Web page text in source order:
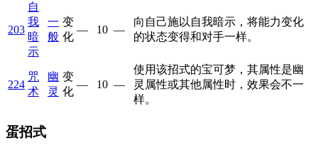
203
自
我
暗
示
一
般
变
化
— 10 —
向自己施以自我暗示，将能力变化
的状态变得和对手一样。
224
咒
术
幽
灵
变
化
— 10 —
使用该招式的宝可梦，其属性是幽
灵属性或其他属性时，效果会不一
样。
蛋招式